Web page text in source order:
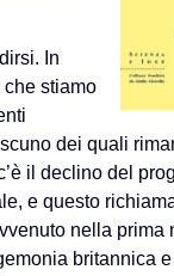
In
che stiamo
dei quali
il declino del
e questo
nella prima
britannica